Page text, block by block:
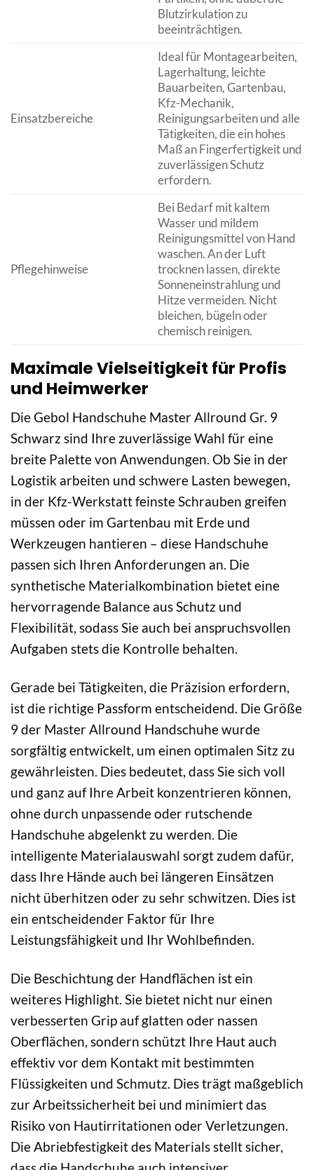
Blutzirkulation zu
beeinträchtigen.
Einsatzbereiche
Ideal für Montagearbeiten,
Lagerhaltung, leichte
Bauarbeiten, Gartenbau,
Kfz-Mechanik,
Reinigungsarbeiten und alle
Tätigkeiten, die ein hohes
Maß an Fingerfertigkeit und
zuverlässigen Schutz
erfordern.
Pflegehinweise
Bei Bedarf mit kaltem
Wasser und mildem
Reinigungsmittel von Hand
waschen. An der Luft
trocknen lassen, direkte
Sonneneinstrahlung und
Hitze vermeiden. Nicht
bleichen, bügeln oder
chemisch reinigen.
Maximale Vielseitigkeit für Profis
und Heimwerker
Die Gebol Handschuhe Master Allround Gr. 9
Schwarz sind Ihre zuverlässige Wahl für eine
breite Palette von Anwendungen. Ob Sie in der
Logistik arbeiten und schwere Lasten bewegen,
in der Kfz-Werkstatt feinste Schrauben greifen
müssen oder im Gartenbau mit Erde und
Werkzeugen hantieren – diese Handschuhe
passen sich Ihren Anforderungen an. Die
synthetische Materialkombination bietet eine
hervorragende Balance aus Schutz und
Flexibilität, sodass Sie auch bei anspruchsvollen
Aufgaben stets die Kontrolle behalten.
Gerade bei Tätigkeiten, die Präzision erfordern,
ist die richtige Passform entscheidend. Die Größe
9 der Master Allround Handschuhe wurde
sorgfältig entwickelt, um einen optimalen Sitz zu
gewährleisten. Dies bedeutet, dass Sie sich voll
und ganz auf Ihre Arbeit konzentrieren können,
ohne durch unpassende oder rutschende
Handschuhe abgelenkt zu werden. Die
intelligente Materialauswahl sorgt zudem dafür,
dass Ihre Hände auch bei längeren Einsätzen
nicht überhitzen oder zu sehr schwitzen. Dies ist
ein entscheidender Faktor für Ihre
Leistungsfähigkeit und Ihr Wohlbefinden.
Die Beschichtung der Handflächen ist ein
weiteres Highlight. Sie bietet nicht nur einen
verbesserten Grip auf glatten oder nassen
Oberflächen, sondern schützt Ihre Haut auch
effektiv vor dem Kontakt mit bestimmten
Flüssigkeiten und Schmutz. Dies trägt maßgeblich
zur Arbeitssicherheit bei und minimiert das
Risiko von Hautirritationen oder Verletzungen.
Die Abriebfestigkeit des Materials stellt sicher,